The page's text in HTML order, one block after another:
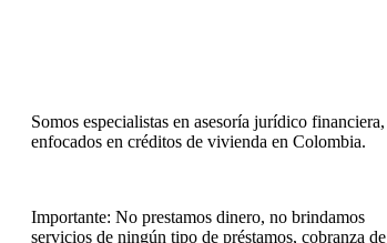
Somos especialistas en asesoría jurídico financiera,
enfocados en créditos de vivienda en Colombia.
Importante: No prestamos dinero, no brindamos
servicios de ningún tipo de préstamos, cobranza de